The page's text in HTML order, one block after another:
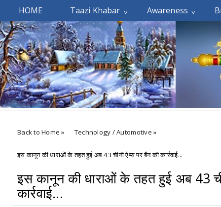
HOME Taazi Khabar Awareness
Welcomes You.....
Back to Home » Technology / Automotive »
इस कानून की धाराओं के तहत हुई अब 43 चीनी ऐप्‍स पर बैन की कार्रवाई...
इस कानून की धाराओं के तहत हुई अब 43
कार्रवाई...